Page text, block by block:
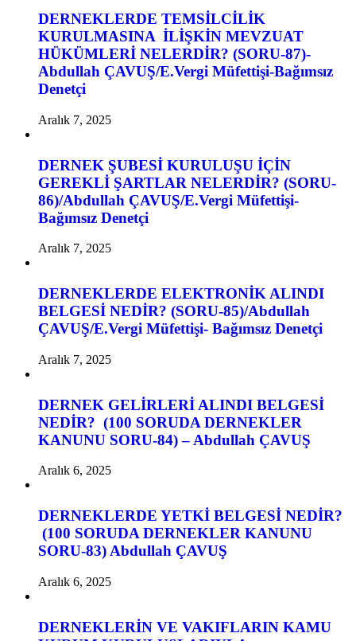
DERNEKLERDE TEMSİLCİLİK
KURULMASINA İLİŞKİN MEVZUAT
HÜKÜMLERİ NELERDİR? (SORU-87)-
Abdullah ÇAVUŞ/E.Vergi Müfettişi-Bağımsız
Denetçi
Aralık 7, 2025
DERNEK ŞUBESİ KURULUŞU İÇİN
GEREKLİ ŞARTLAR NELERDİR? (SORU-
86)/Abdullah ÇAVUŞ/E.Vergi Müfettişi-
Bağımsız Denetçi
Aralık 7, 2025
DERNEKLERDE ELEKTRONİK ALINDI
BELGESİ NEDİR? (SORU-85)/Abdullah
ÇAVUŞ/E.Vergi Müfettişi- Bağımsız Denetçi
Aralık 7, 2025
DERNEK GELİRLERİ ALINDI BELGESİ
NEDİR? (100 SORUDA DERNEKLER
KANUNU SORU-84) – Abdullah ÇAVUŞ
Aralık 6, 2025
DERNEKLERDE YETKİ BELGESİ NEDİR?
(100 SORUDA DERNEKLER KANUNU
SORU-83) Abdullah ÇAVUŞ
Aralık 6, 2025
DERNEKLERİN VE VAKIFLARIN KAMU